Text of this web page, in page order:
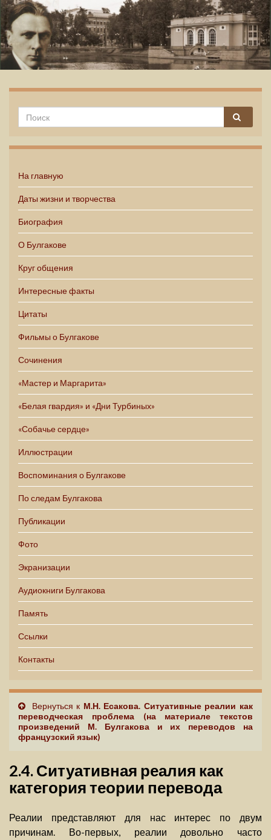
На главную
Даты жизни и творчества
Биография
О Булгакове
Круг общения
Интересные факты
Цитаты
Фильмы о Булгакове
Сочинения
«Мастер и Маргарита»
«Белая гвардия» и «Дни Турбиных»
«Собачье сердце»
Иллюстрации
Воспоминания о Булгакове
По следам Булгакова
Публикации
Фото
Экранизации
Аудиокниги Булгакова
Память
Ссылки
Контакты
Вернуться к М.Н. Есакова. Ситуативные реалии как
переводческая проблема (на материале текстов
произведений М. Булгакова и их переводов на
французский язык)
2.4. Ситуативная реалия как
категория теории перевода
Реалии представляют для нас интерес по двум
причинам. Во-первых, реалии довольно часто